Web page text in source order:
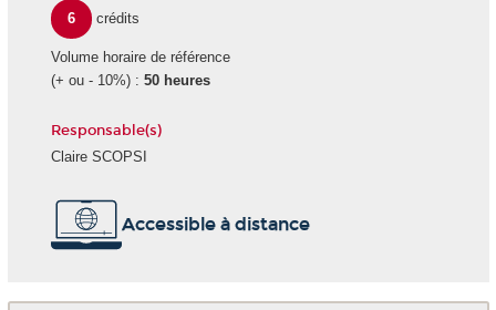
6
crédits
Volume horaire de référence
(+ ou - 10%) : 50 heures
Responsable(s)
Claire SCOPSI
Accessible à distance